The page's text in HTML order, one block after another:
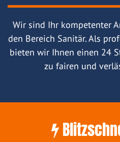
Wir sind Ihr kompetenter
den Bereich Sanitär. Als
bieten wir Ihnen einen 24
zu fairen und